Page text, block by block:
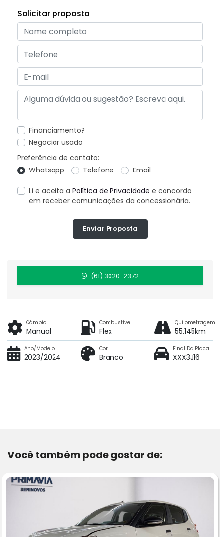
(61) 3020-2372
Solicitar proposta
Financiamento?
Negociar usado
Preferência de contato:
Whatsapp
Telefone Email
Li e aceita a Política de Privacidade e concordo
em receber comunicações da concessionária.
Enviar Proposta
Câmbio
Manual
Combustível
Flex
Quilometragem
55.145km
Ano/Modelo
2023/2024
Cor
Branco
Final Da Placa
XXX3J16
Você também pode gostar de: